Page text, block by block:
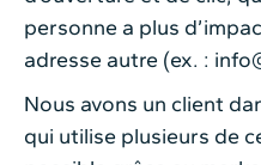
personne a plus
adresse autre (ex. :
Nous avons un client
qui utilise plusieurs de